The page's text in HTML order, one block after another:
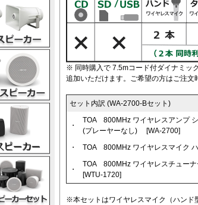
※ 同時購入で 7.5mコード付ダイナミッ
追加いただけます。ご希望の方はご注文
セット内訳 (WA-2700-Bセット)
・
TOA 800MHz ワイヤレスアンプ
(プレーヤーなし) [WA-2700]
・ TOA 800MHz ワイヤレスマイク
・
TOA 800MHz ワイヤレスチューナ
[WTU-1720]
※本セットはワイヤレスマイク（ハンド